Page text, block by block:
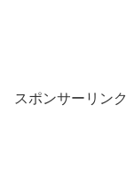
スポンサーリンク